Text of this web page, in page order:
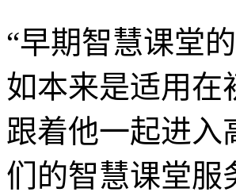
“早期智慧课堂
如本来是适用在
跟着他一起进入
们的智慧课堂服